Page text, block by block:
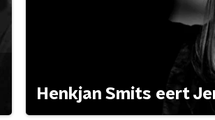
Henkjan Smits eert